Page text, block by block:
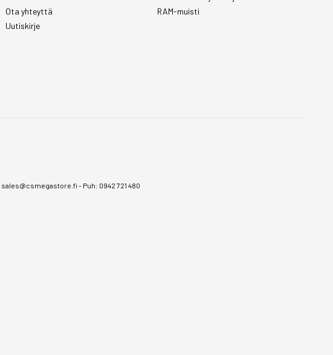
Ota yhteyttä
Uutiskirje
RAM-muisti
sales@csmegastore.fi- Puh: 0942 721 480